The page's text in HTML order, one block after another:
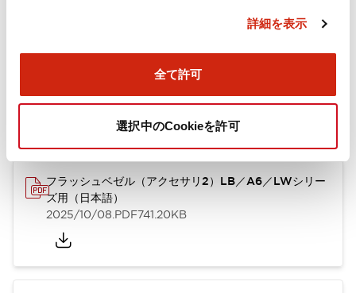
詳細を表示
全て許可
選択中のCookieを許可
2025/03/28.PDF617.63KB
フラッシュベゼル（アクセサリ2）LB／A6／LWシリー
ズ用（日本語）
2025/10/08.PDF741.20KB